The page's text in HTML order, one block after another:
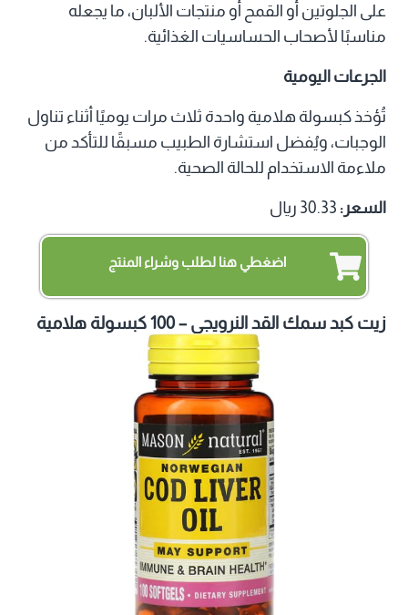
على الجلوتين أو القمح أو منتجات الألبان، ما يجعله
مناسبًا لأصحاب الحساسيات الغذائية.
الجرعات اليومية
تُؤخذ كبسولة هلامية واحدة ثلاث مرات يوميًا أثناء تناول
الوجبات، ويُفضل استشارة الطبيب مسبقًا للتأكد من
ملاءمة الاستخدام للحالة الصحية.
السعر: 30.33 ريال
اضغطي هنا لطلب وشراء المنتج
زيت كبد سمك القد النرويجي – 100 كبسولة هلامية